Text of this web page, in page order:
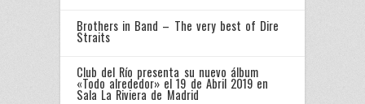
Brothers in Band – The very best of Dire
Straits
Club del Río presenta su nuevo álbum
«Todo alrededor» el 19 de Abril 2019 en
Sala La Riviera de Madrid